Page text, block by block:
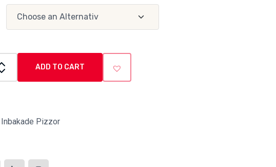
ADD TO CART
Inbakade Pizzor